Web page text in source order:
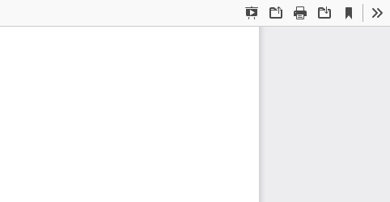
Presentation
OpenPrint Download
Current
View